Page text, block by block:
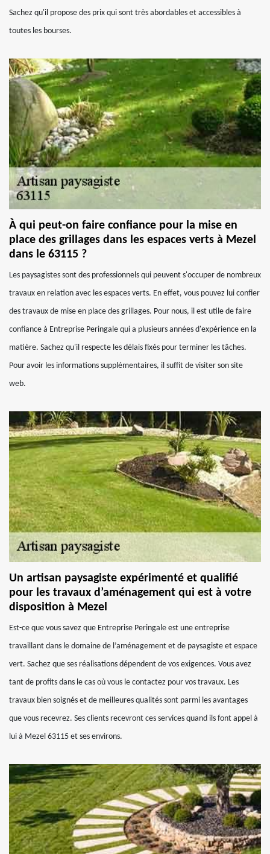
Sachez qu'il propose des prix qui sont très abordables et accessibles à
toutes les bourses.
À qui peut-on faire confiance pour la mise en
place des grillages dans les espaces verts à Mezel
dans le 63115 ?
Les paysagistes sont des professionnels qui peuvent s'occuper de nombreux
travaux en relation avec les espaces verts. En effet, vous pouvez lui confier
des travaux de mise en place des grillages. Pour nous, il est utile de faire
confiance à Entreprise Peringale qui a plusieurs années d'expérience en la
matière. Sachez qu'il respecte les délais fixés pour terminer les tâches.
Pour avoir les informations supplémentaires, il suffit de visiter son site
web.
Un artisan paysagiste expérimenté et qualifié
pour les travaux d’aménagement qui est à votre
disposition à Mezel
Est-ce que vous savez que Entreprise Peringale est une entreprise
travaillant dans le domaine de l’aménagement et de paysagiste et espace
vert. Sachez que ses réalisations dépendent de vos exigences. Vous avez
tant de profits dans le cas où vous le contactez pour vos travaux. Les
travaux bien soignés et de meilleures qualités sont parmi les avantages
que vous recevrez. Ses clients recevront ces services quand ils font appel à
lui à Mezel 63115 et ses environs.